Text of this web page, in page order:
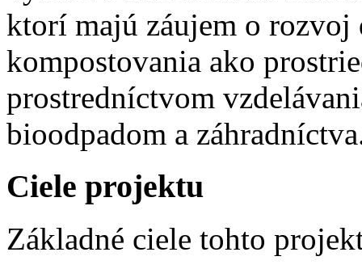
ktorí majú záujem o rozvoj
kompostovania ako
prostredníctvom
bioodpadom a
Ciele projektu
Základné ciele tohto